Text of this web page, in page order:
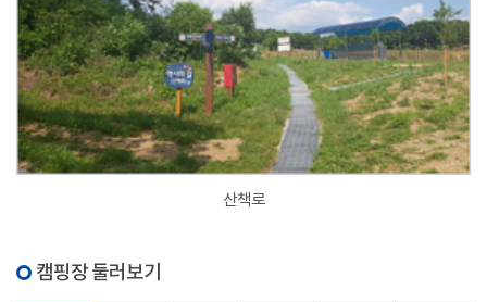
산책로
캠핑장 둘러보기